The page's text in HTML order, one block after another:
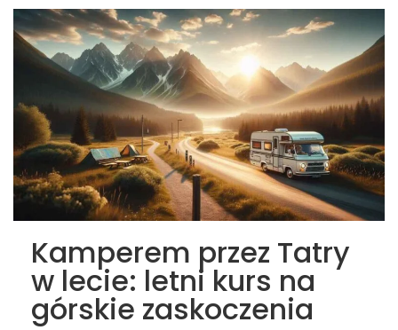
Kamperem przez Tatry
w lecie: letni kurs na
górskie zaskoczenia